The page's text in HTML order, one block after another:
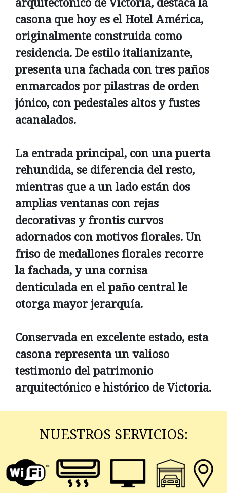
casona que hoy es el Hotel América,
originalmente construida como
residencia. De estilo italianizante,
presenta una fachada con tres paños
enmarcados por pilastras de orden
jónico, con pedestales altos y fustes
acanalados.
La entrada principal, con una puerta
rehundida, se diferencia del resto,
mientras que a un lado están dos
amplias ventanas con rejas
decorativas y frontis curvos
adornados con motivos florales. Un
friso de medallones florales recorre
la fachada, y una cornisa
denticulada en el paño central le
otorga mayor jerarquía.
Conservada en excelente estado, esta
casona representa un valioso
testimonio del patrimonio
arquitectónico e histórico de Victoria.
NUESTROS SERVICIOS: